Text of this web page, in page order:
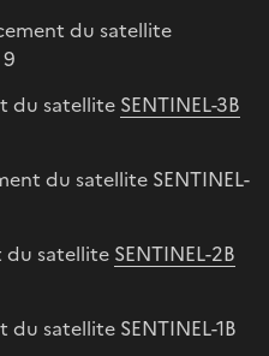
du satellite
du satellite SENTINEL-3B
du satellite SENTINEL-
du satellite SENTINEL-2B
satellite SENTINEL-1B